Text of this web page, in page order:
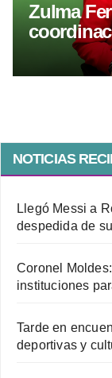
Zulma
NOTICIAS
Llegó Messi a
despedida de
Coronel
instituciones
Tarde en
deportivas y